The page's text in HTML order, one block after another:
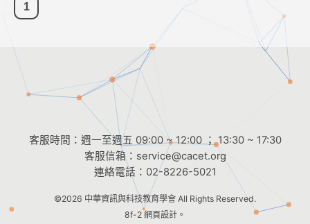
1
客服時間：週一至週五 09:00 ~ 12:00 ； 13:30 ~ 17:30
客服信箱： service@cacet.org
連絡電話： 02-8226-5021
©2026 中華資訊與科技教育學會 All Rights Reserved.
8f-2 網頁設計。